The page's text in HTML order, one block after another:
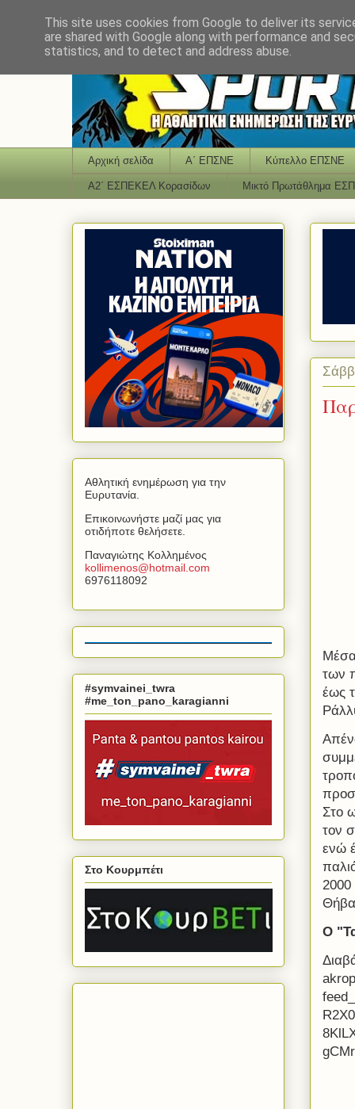
Αρχική σελίδα Α΄ ΕΠΣΝΕ Κύπελλο ΕΠΣΝΕ
Α2΄ ΕΣΠΕΚΕΛ Κορασίδων Μικτό Πρωτάθλημα
Μέσα
των
έως
Στο
τον
ενώ
2000
Ο
Αθλητική ενημέρωση για την
Ευρυτανία.
Επικοινωνήστε μαζί μας για
οτιδήποτε θελήσετε.
Παναγιώτης Κολλημένος
kollimenos@hotmail com
6976118092
#symvainei_twra
#me_ton_pano_karagianni
Στο Κουρμπέτι
This site uses cookies from Google to deliver its
are shared with Google along with performance and
statistics, and to detect and address abuse.